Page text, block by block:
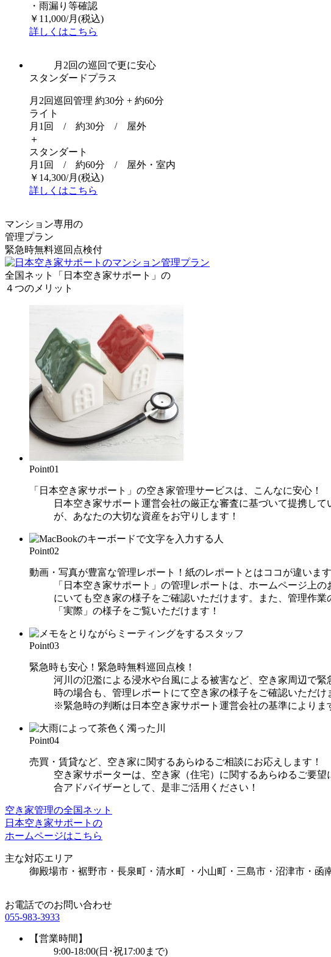
・雨漏り等確認
￥ 11,000/月 (税込)
詳しくはこちら
月2回の巡回で更に安心
スタンダードプラス
月2回巡回管理 約30分 + 約60分
ライト
月1回 / 約30分 / 屋外
＋
スタンダート
月1回 / 約60分 / 屋外・室内
￥ 14,300/月 (税込)
詳しくはこちら
マンション専用の
管理プラン
緊急時無料巡回点検付
全国ネット「日本空き家サポート」の
４つのメリット
Point01
「日本空き家サポート」の空き家管理サービスは、こんなに安心！
日本空き家サポート運営会社の厳正な審査に基づいて提携し
が、あなたの大切な資産をお守りします！
Point02
動画・写真が豊富な管理レポート！紙のレポートとはココが違います
「日本空き家サポート」の管理レポートは、ホームページ上
にいても空き家の様子をご確認いただけます。また、管理作
「実際」の様子をご覧いただけます！
Point03
緊急時も安心！緊急時無料巡回点検！
河川の氾濫による浸水や台風による被害など、空き家周辺で
時の場合も、管理レポートにて空き家の様子をご確認いただけ
※緊急時の判断は日本空き家サポート運営会社の基準によりま
Point04
売買・賃貸など、空き家に関するあらゆるご相談にお応えします！
空き家サポーターは、空き家（住宅）に関するあらゆるご要
合アドバイザーとして、是非ご活用ください！
空き家管理の全国ネット
日本空き家サポートの
ホームページはこちら
主な対応エリア
御殿場市・裾野市・長泉町・清水町 ・小山町・三島市・沼津市・函
お電話でのお問い合わせ
055-983-3933
【営業時間】
9:00-18:00(日･祝17:00まで)